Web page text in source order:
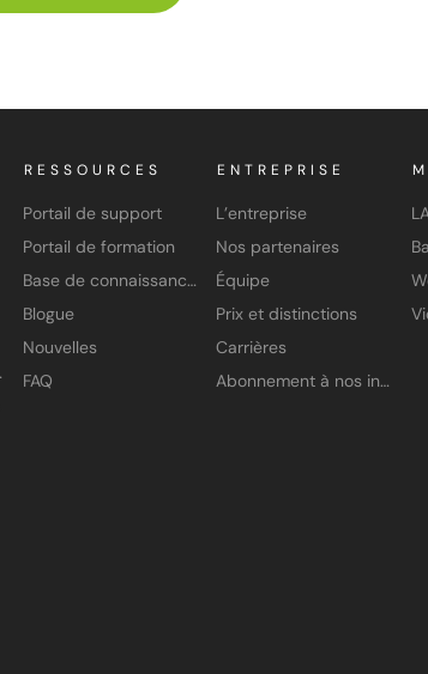
pas
RESSOURCES
Portail de support
Portail de formation
Base de connaissances
Blogue
Nouvelles
FAQ
ENTREPRISE
L’entreprise
Nos partenaires
Équipe
Prix et distinctions
Carrières
Abonnement à nos infolettres